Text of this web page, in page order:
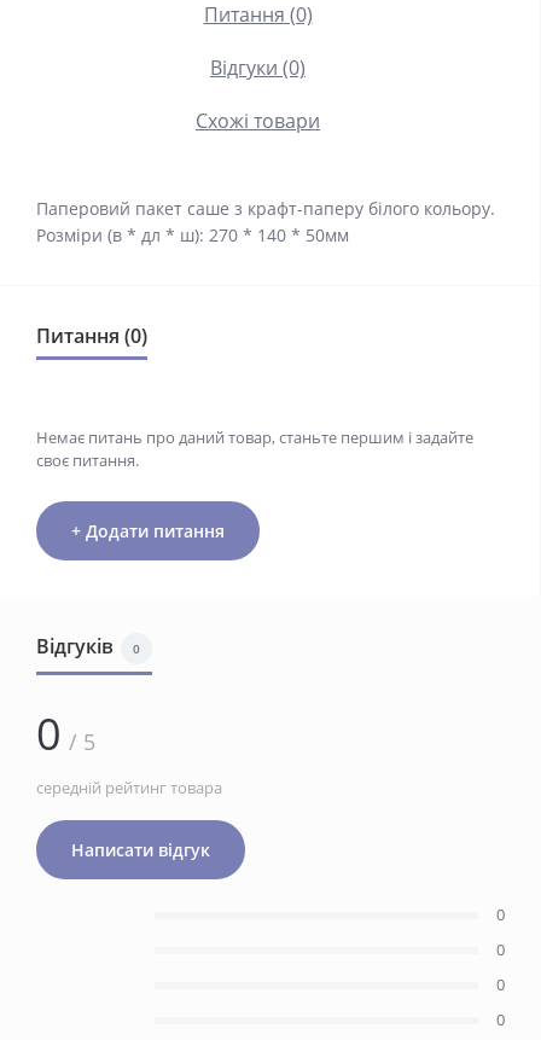
Питання (0)
Відгуки (0)
Схожі товари
Паперовий пакет саше з крафт-паперу білого кольору.
Розміри (в * дл * ш): 270 * 140 * 50мм
Питання (0)
Немає питань про даний товар, станьте першим і задайте
своє питання.
+ Додати питання
Відгуків 0
0 / 5
середній рейтинг товара
Написати відгук
0
0
0
0